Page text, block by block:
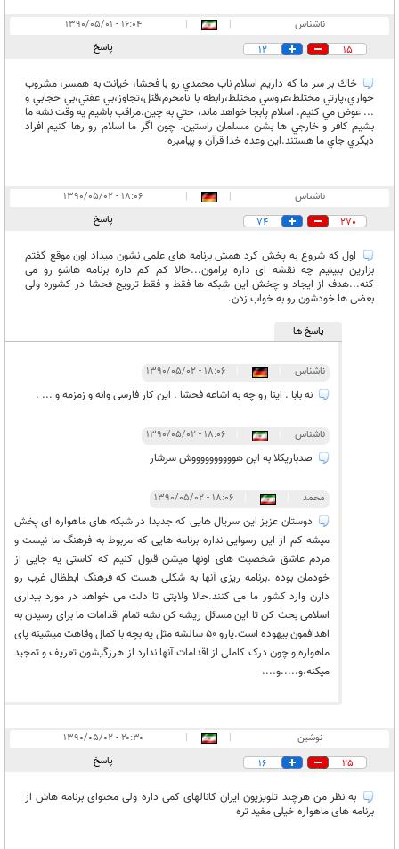
ناشناس |
|
۱۶:۰۴ - ۱۳۹۰/۰۵/۰۱
15
12 پاسخ
خاك بر سر ما كه داريم اسلام ناب محمدي رو با فحشا، خيانت به همسر، مشروب
خواري،پارتي مختلط،عروسي مختلط،رابطه با نامحرم،قتل،تجاوز،بي عفتي،بي حجابي و
... عوض مي كنيم. اسلام پابجا خواهد ماند، حتي به چين.مراقب باشيم يه وقت نشه ما
بشيم كافر و خارجي ها بشن مسلمان راستين. چون اگر ما اسلام رو رها كنيم افراد
ديگري جاي ما هستند.اين وعده خدا قرآن و پيامبره
ناشناس |
|
۱۸:۰۶ - ۱۳۹۰/۰۵/۰۲
270
74 پاسخ
اول که شروع به پخش کرد همش برنامه های علمی نشون میداد اون موقع گفتم
بزارین ببینیم چه نقشه ای داره برامون...حالا کم کم داره برنامه هاشو رو می
کنه...هدف از ایجاد و چخش این شبکه ها فقط و فقط ترویج فحشا در کشوره ولی
بعضی ها خودشون رو به خواب زدن.
پاسخ ها
ناشناس ۱۸:۰۶ - ۱۳۹۰/۰۵/۰۲
نه بابا . اینا رو چه به اشاعه فحشا . این کار فارسی وانه و زمزمه و ... .
ناشناس ۱۸:۰۶ - ۱۳۹۰/۰۵/۰۲
صدباریکلا به این هووووووووووش سرشار
محمد ۱۸:۰۶ - ۱۳۹۰/۰۵/۰۲
دوستان عزیز این سریال هایی که جدیدا در شبکه های ماهواره ای پخش
میشه کم از این رسوایی نداره برنامه هایی که مربوط به فرهنگ ما نیست و
مردم عاشق شخصیت های اونها میشن قبول کنیم که کاستی یه جایی از
خودمان بوده .برنامه ریزی آنها به شکلی هست که فرهنگ ابطظال غرب رو
دارن وارد کشور ما می کنند.حالا ولایتی تا دلت می خواهد در مورد بیداری
اسلامی بحث کن تا این مسائل ریشه کن نشه تمام اقدامات ما برای رسیدن به
اهدافمون بیهوده است.یارو 50 سالشه مثل یه بچه با کمال وقاهت میشینه پای
ماهواره و چون درک کاملی از اقدامات آنها ندارد از هرزگیشون تعریف و تمجید
میکنه.و.....و....
نوشین |
|
۲۰:۳۰ - ۱۳۹۰/۰۵/۰۲
25
16 پاسخ
به نظر من هرچند تلویزیون ایران کانالهای کمی داره ولی محتوای برنامه هاش از
برنامه های ماهواره خیلی مفید تره